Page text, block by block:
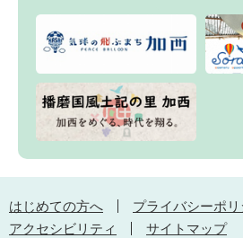
はじめての方へ
プライバシーポリ
アクセシビリティ
サイトマップ